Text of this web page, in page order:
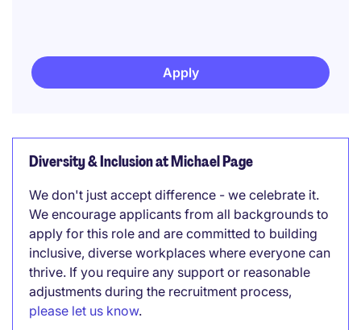
Apply
Diversity & Inclusion at Michael Page
We don't just accept difference - we celebrate it.
We encourage applicants from all backgrounds to
apply for this role and are committed to building
inclusive, diverse workplaces where everyone can
thrive. If you require any support or reasonable
adjustments during the recruitment process,
please let us know.